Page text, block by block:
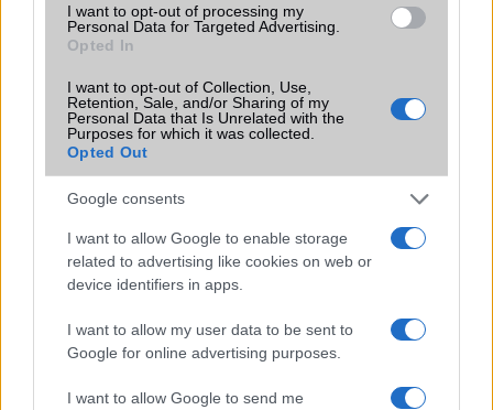
I want to opt-out of processing my
Personal Data for Targeted Advertising.
Opted In
I want to opt-out of Collection, Use,
Retention, Sale, and/or Sharing of my
Personal Data that Is Unrelated with the
Purposes for which it was collected.
Opted Out
Google consents
I want to allow Google to enable storage
related to advertising like cookies on web or
device identifiers in apps.
I want to allow my user data to be sent to
Google for online advertising purposes.
I want to allow Google to send me
Funkciók
Glass front, plastic back, plastic
Brand Nincs
Védelem Nincs
SAR
N/A = Nincs adat. Legutóbbi frissítés: 2026-07-13 19:00:00